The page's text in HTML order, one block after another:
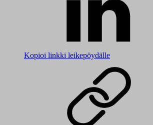
Kopioi linkki leikepöydälle